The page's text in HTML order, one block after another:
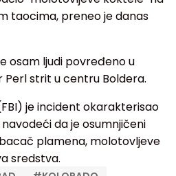
taocima, preneo je danas
osam ljudi povređeno u
strit u centru Boldera.
je incident okarakterisao
da je osumnjičeni
plamena, molotovljeve
sredstva.